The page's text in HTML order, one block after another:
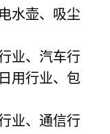
水壶、吸尘
业、汽车行
用行业、包
业、通信行